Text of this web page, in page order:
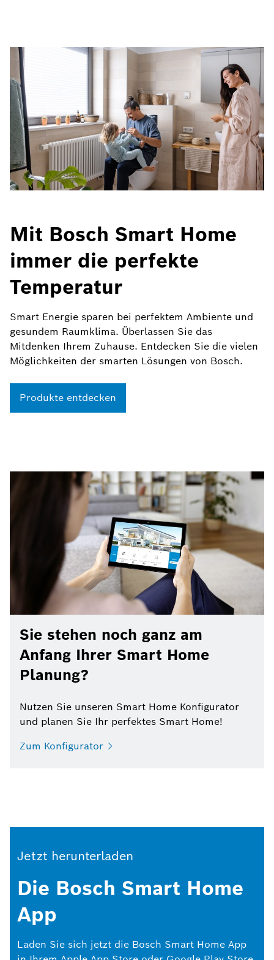
Mit Bosch Smart Home
immer die perfekte
Temperatur
Smart Energie sparen bei perfektem Ambiente und
gesundem Raumklima. Überlassen Sie das
Mitdenken Ihrem Zuhause. Entdecken Sie die vielen
Möglichkeiten der smarten Lösungen von Bosch.
Produkte entdecken
Sie stehen noch ganz am
Anfang Ihrer Smart Home
Planung?
Nutzen Sie unseren Smart Home Konfigurator
und planen Sie Ihr perfektes Smart Home!
Zum Konfigurator
Jetzt herunterladen
Die Bosch Smart Home
App
Laden Sie sich jetzt die Bosch Smart Home App